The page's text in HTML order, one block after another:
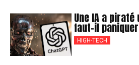
Une IA a
faut-il
HIGH-TECH